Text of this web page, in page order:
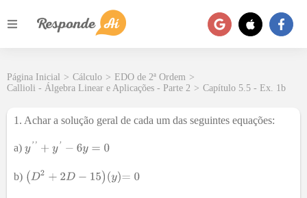
Página Inicial > Cálculo > EDO de 2ª Ordem >
Callioli - Álgebra Linear e Aplicações - Parte 2 > Capítulo 5.5 - Ex. 1b
1. Achar a solução geral de cada um das seguintes equações:
a)
b)